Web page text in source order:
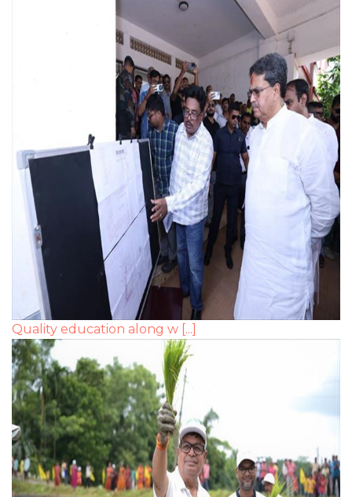
Quality education along w [...]